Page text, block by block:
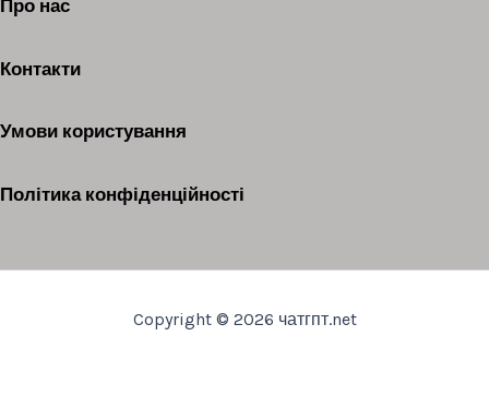
Про нас
Контакти
Умови користування
Політика конфіденційності
Copyright © 2026 чатгпт.net